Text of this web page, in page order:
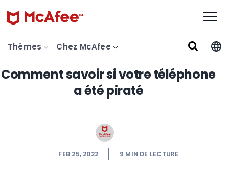
Thèmes Chez McAfee
Comment savoir si votre téléphone
a été piraté
FEB 25, 2022 9 MIN DE LECTURE